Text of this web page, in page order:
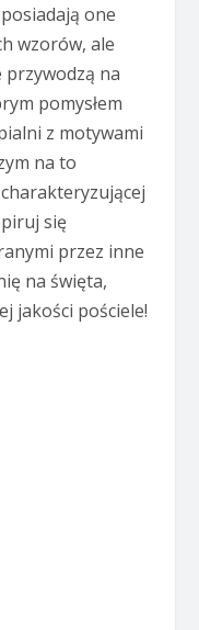
one
wzorów, ale
przywodzą na
pomysłem
z motywami
na to
się
przez inne
na święta,
jakości pościele!